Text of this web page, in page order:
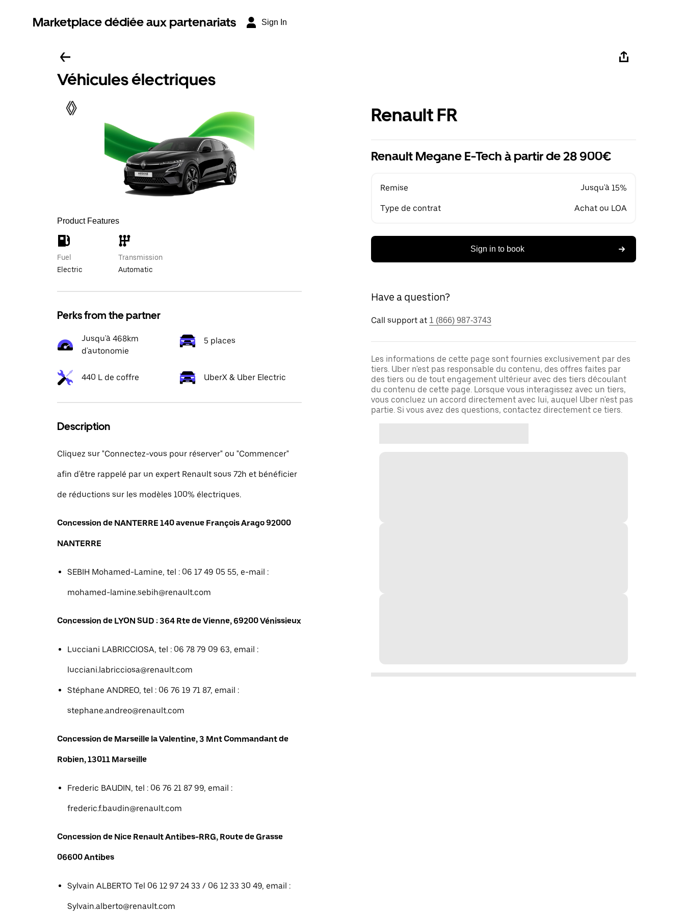
Marketplace dédiée aux partenariats Sign In
Véhicules électriques
Product Features
Fuel
Electric
Transmission
Automatic
Perks from the partner
Jusqu'à 468km
d'autonomie
5 places
440 L de coffre UberX & Uber Electric
Description
Cliquez sur "Connectez-vous pour réserver" ou "Commencer"
afin d'être rappelé par un expert Renault sous 72h et bénéficier
de réductions sur les modèles 100% électriques.
Concession de NANTERRE 140 avenue François Arago 92000
NANTERRE
SEBIH Mohamed-Lamine, tel : 06 17 49 05 55, e-mail :
mohamed-lamine.sebih@renault.com
Concession de LYON SUD : 364 Rte de Vienne, 69200 Vénissieux
Lucciani LABRICCIOSA, tel : 06 78 79 09 63, email :
lucciani.labricciosa@renault.com
Stéphane ANDREO, tel : 06 76 19 71 87, email :
stephane.andreo@renault.com
Concession de Marseille la Valentine, 3 Mnt Commandant de
Robien, 13011 Marseille
Frederic BAUDIN, tel : 06 76 21 87 99, email :
frederic.f.baudin@renault.com
Concession de Nice Renault Antibes-RRG, Route de Grasse
06600 Antibes
Sylvain ALBERTO Tel 06 12 97 24 33 / 06 12 33 30 49, email :
Sylvain.alberto@renault.com
Renault FR
Renault Megane E-Tech à partir de 28 900€
Remise Jusqu'à 15%
Type de contrat Achat ou LOA
Sign in to book
Have a question?
Call support at 1 (866) 987-3743
Les informations de cette page sont fournies exclusivement par des
tiers. Uber n'est pas responsable du contenu, des offres faites par
des tiers ou de tout engagement ultérieur avec des tiers découlant
du contenu de cette page. Lorsque vous interagissez avec un tiers,
vous concluez un accord directement avec lui, auquel Uber n'est pas
partie. Si vous avez des questions, contactez directement ce tiers.